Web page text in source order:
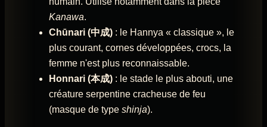
Kanawa.
Chūnari (中成) : le Hannya « classique », le
plus courant, cornes développées, crocs, la
femme n'est plus reconnaissable.
Honnari (本成) : le stade le plus abouti, une
créature serpentine cracheuse de feu
(masque de type shinja).